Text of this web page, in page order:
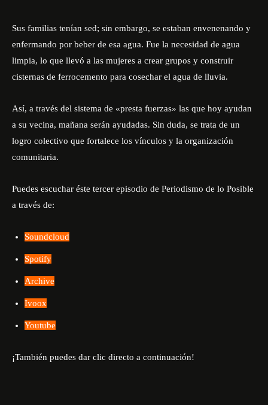
Sus familias tenían sed; sin embargo, se estaban envenenando y
enfermando por beber de esa agua. Fue la necesidad de agua
limpia, lo que llevó a las mujeres a crear grupos y construir
cisternas de ferrocemento para cosechar el agua de lluvia.
Así, a través del sistema de «presta fuerzas» las que hoy ayudan
a su vecina, mañana serán ayudadas. Sin duda, se trata de un
logro colectivo que fortalece los vínculos y la organización
comunitaria.
Puedes escuchar éste tercer episodio de Periodismo de lo Posible
a través de:
Soundcloud
Spotify
Archive
Ivoox
Youtube
¡También puedes dar clic directo a continuación!